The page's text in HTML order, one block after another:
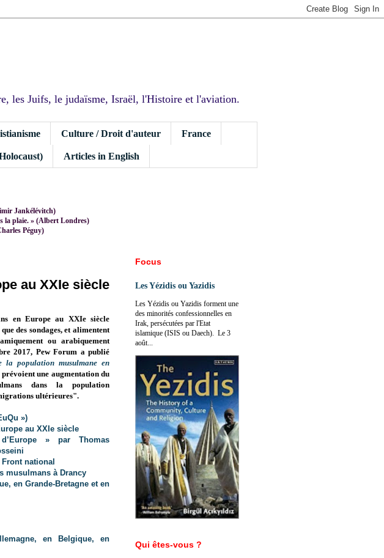
les Juifs, le judaïsme, Israël, l'Histoire et l'aviation.
Culture / Droit d'auteur France
Articles in English
Jankélévitch)
la plaie. » (Albert Londres)
Péguy)
au XXIe siècle
en Europe au XXIe siècle
des sondages, et alimentent
ou arabiquement
2017, Pew Forum a publié
la population musulmane en
une augmentation du
dans la population
ultérieures".
»)
au XXIe siècle
» par Thomas
national
musulmans à Drancy
en Grande-Bretagne et en
en Belgique, en
Focus
Les Yézidis ou Yazidis
Les Yézidis ou Yazidis forment une
des minorités confessionnelles en
Irak, persécutées par l'Etat
islamique (ISIS ou Daech). Le 3
août...
Qui êtes-vous ?